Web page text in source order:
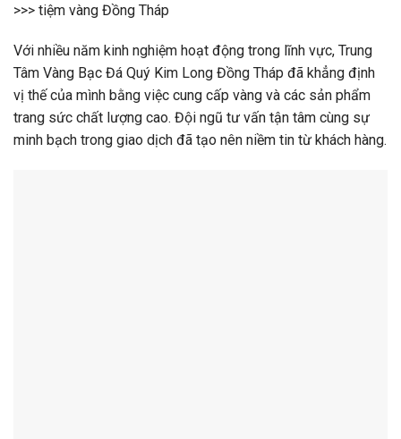
>>> tiệm vàng Đồng Tháp
Với nhiều năm kinh nghiệm hoạt động trong lĩnh vực, Trung
Tâm Vàng Bạc Đá Quý Kim Long Đồng Tháp đã khẳng định
vị thế của mình bằng việc cung cấp vàng và các sản phẩm
trang sức chất lượng cao. Đội ngũ tư vấn tận tâm cùng sự
minh bạch trong giao dịch đã tạo nên niềm tin từ khách hàng.